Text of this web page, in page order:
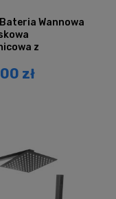
Bateria Wannowa
z
zł